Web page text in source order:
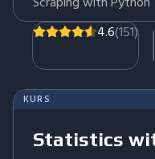
4.6(151)
KURS
Statistics